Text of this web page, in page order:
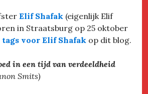
Elif Shafak (eigenlijk Elif
in Straatsburg op 25 oktober
tags voor Elif Shafak op dit blog.
in een tijd van verdeeldheid
Smits)